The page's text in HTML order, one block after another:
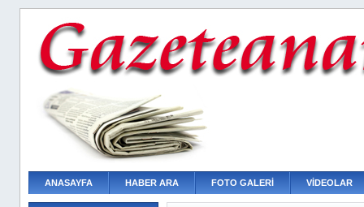
ANASAYFA HABER ARA FOTO GALERİ VİDEOLAR